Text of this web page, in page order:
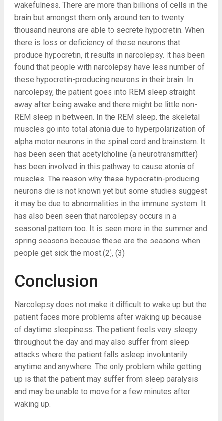
wakefulness. There are more than billions of cells in the
brain but amongst them only around ten to twenty
thousand neurons are able to secrete hypocretin. When
there is loss or deficiency of these neurons that
produce hypocretin, it results in narcolepsy. It has been
found that people with narcolepsy have less number of
these hypocretin-producing neurons in their brain. In
narcolepsy, the patient goes into REM sleep straight
away after being awake and there might be little non-
REM sleep in between. In the REM sleep, the skeletal
muscles go into total atonia due to hyperpolarization of
alpha motor neurons in the spinal cord and brainstem. It
has been seen that acetylcholine (a neurotransmitter)
has been involved in this pathway to cause atonia of
muscles. The reason why these hypocretin-producing
neurons die is not known yet but some studies suggest
it may be due to abnormalities in the immune system. It
has also been seen that narcolepsy occurs in a
seasonal pattern too. It is seen more in the summer and
spring seasons because these are the seasons when
people get sick the most.(2), (3)
Conclusion
Narcolepsy does not make it difficult to wake up but the
patient faces more problems after waking up because
of daytime sleepiness. The patient feels very sleepy
throughout the day and may also suffer from sleep
attacks where the patient falls asleep involuntarily
anytime and anywhere. The only problem while getting
up is that the patient may suffer from sleep paralysis
and may be unable to move for a few minutes after
waking up.